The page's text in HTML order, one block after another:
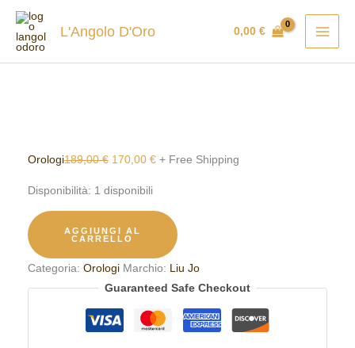
contenuto
L'Angolo D'Oro 0,00€
In vendita!
Orologi189,00€
prezzo
170,00 €
prezzo
+ Free Shipping
Disponibilità: 1 disponibili
Orologio
donna
Liu
AGGIUNGI AL
CARRELLO
Categoria: Orologi Marchio: Liu Jo
Guaranteed Safe Checkout